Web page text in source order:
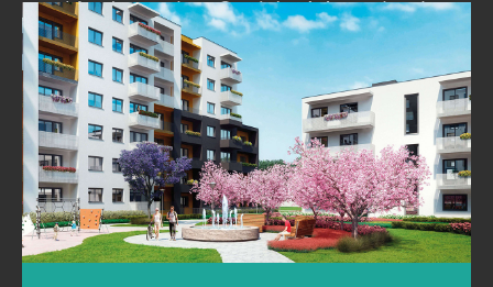
Skontaktuj sie z nami
Krakowska Grupa Multimedialna Jarosław Knap Rybitwy 36,
30-722 Kraków